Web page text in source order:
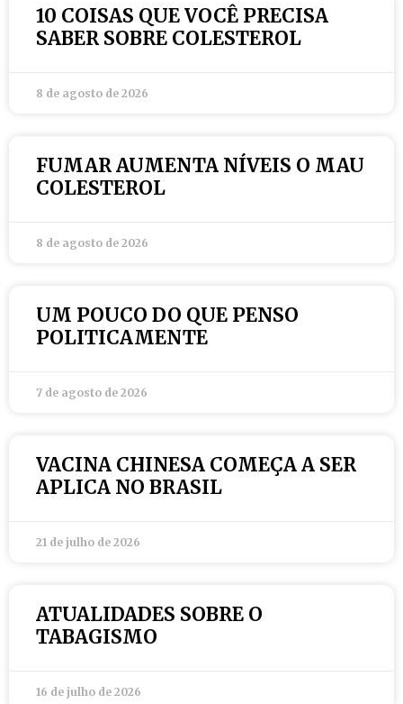
10 COISAS QUE VOCÊ PRECISA
SABER SOBRE COLESTEROL
8 de agosto de 2026
FUMAR AUMENTA NÍVEIS O MAU
COLESTEROL
8 de agosto de 2026
UM POUCO DO QUE PENSO
POLITICAMENTE
7 de agosto de 2026
VACINA CHINESA COMEÇA A SER
APLICA NO BRASIL
21 de julho de 2026
ATUALIDADES SOBRE O
TABAGISMO
16 de julho de 2026